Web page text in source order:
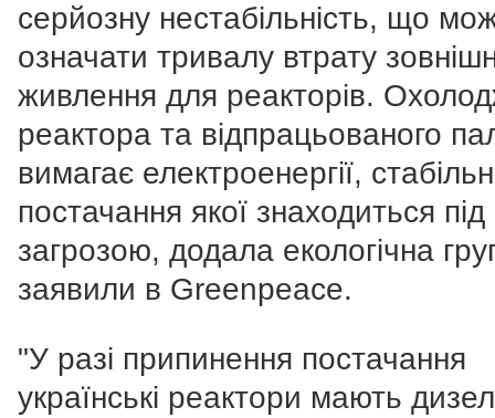
серйозну нестабільність, що
означати тривалу втрату
живлення для реакторів.
реактора та відпрацьованого
вимагає електроенергії,
постачання якої знаходиться під
загрозою, додала екологічна
заявили в Greenpeace.
"У разі припинення постачання
українські реактори мають